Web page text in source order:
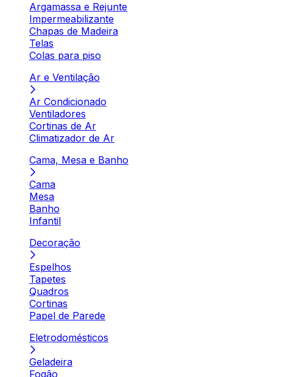
Argamassa e Rejunte
Impermeabilizante
Chapas de Madeira
Telas
Colas para piso
Ar e Ventilação
Ar Condicionado
Ventiladores
Cortinas de Ar
Climatizador de Ar
Cama, Mesa e Banho
Cama
Mesa
Banho
Infantil
Decoração
Espelhos
Tapetes
Quadros
Cortinas
Papel de Parede
Eletrodomésticos
Geladeira
Fogão